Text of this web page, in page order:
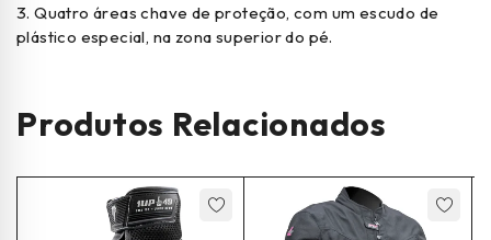
Quatro áreas chave de proteção, com um escudo de
plástico especial, na zona superior do pé.
Produtos Relacionados